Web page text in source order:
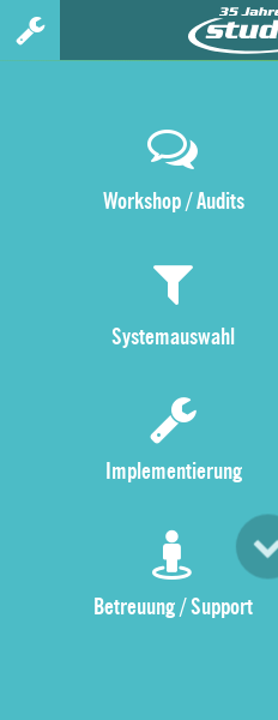
Workshop / Audits
Systemauswahl
Implementierung
Betreuung / Support